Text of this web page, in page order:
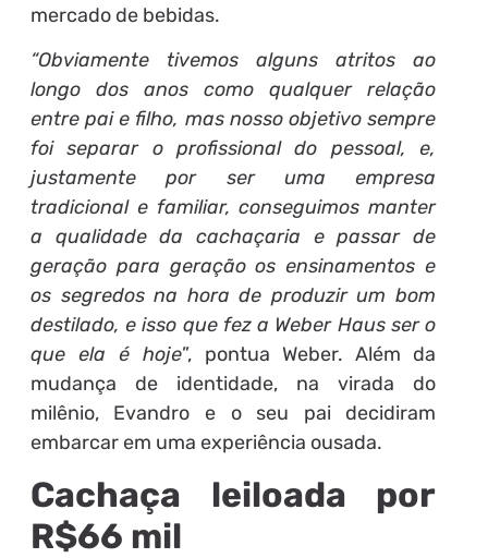
mercado de bebidas.
“Obviamente tivemos alguns atritos ao
longo dos anos como qualquer relação
entre pai e filho, mas nosso objetivo sempre
foi separar o profissional do pessoal, e,
justamente por ser uma empresa
tradicional e familiar, conseguimos manter
a qualidade da cachaçaria e passar de
geração para geração os ensinamentos e
os segredos na hora de produzir um bom
destilado, e isso que fez a Weber Haus ser o
que ela é hoje”, pontua Weber. Além da
mudança de identidade, na virada do
milênio, Evandro e o seu pai decidiram
embarcar em uma experiência ousada.
Cachaça leiloada por
R$66 mil